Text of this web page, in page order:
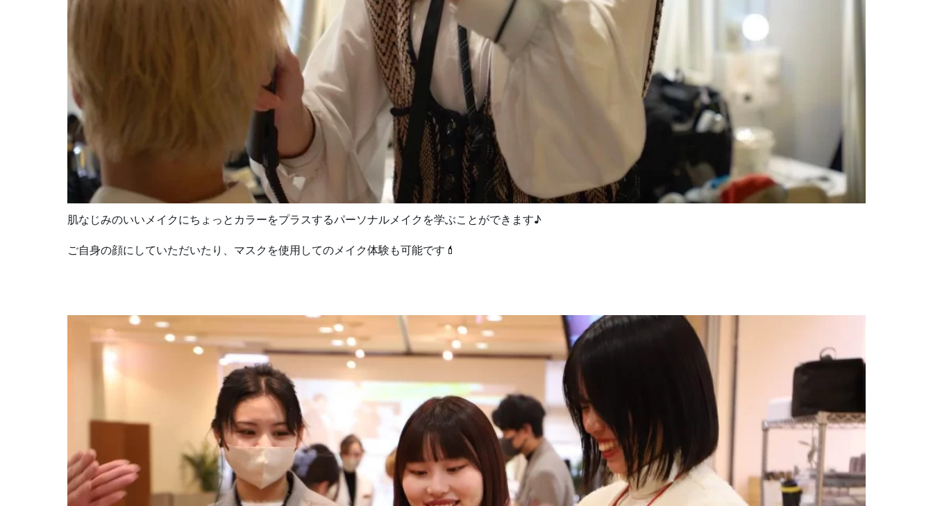
肌なじみのいいメイクにちょっとカラーをプラスするパーソナルメイクを学ぶことができます♪
ご自身の顔にしていただいたり、マスクを使用してのメイク体験も可能です💄